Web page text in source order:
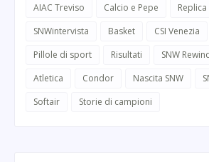
AIAC Treviso
Calcio e Pepe Replica
SNWintervista
Basket CSI Venezia
Pillole di sport
Risultati SNW
Atletica
Condor Nascita SNW
Softair
Storie di campioni